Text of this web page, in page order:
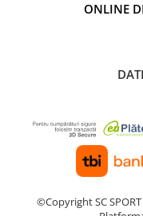
ONLINE
©Copyright SC SPORT